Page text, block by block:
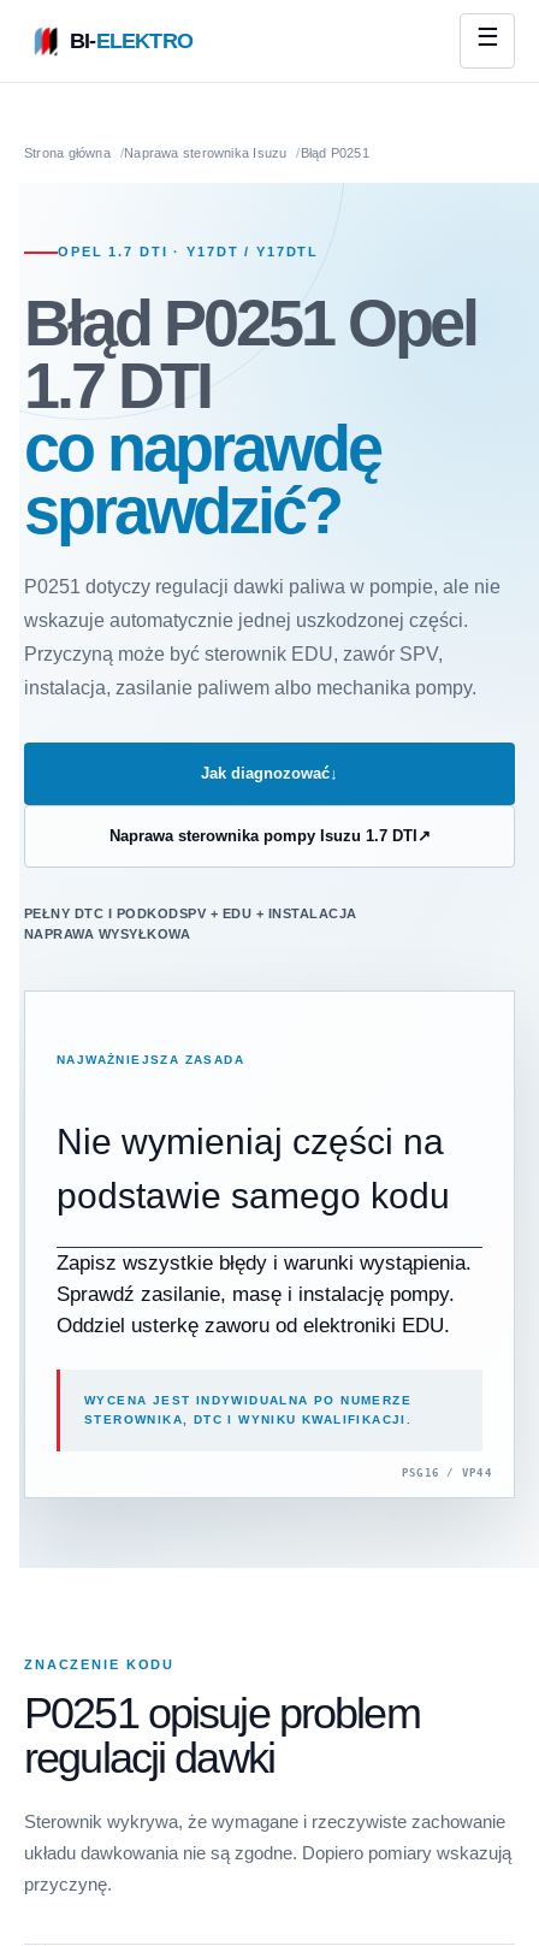
BI-ELEKTRO
Strona główna Naprawa sterownika Isuzu Błąd P0251
OPEL 1.7 DTI · Y17DT / Y17DTL
Błąd P0251 Opel
1.7 DTI
co naprawdę
sprawdzić?
P0251 dotyczy regulacji dawki paliwa w pompie, ale nie
wskazuje automatycznie jednej uszkodzonej części.
Przyczyną może być sterownik EDU, zawór SPV,
instalacja, zasilanie paliwem albo mechanika pompy.
Jak diagnozować↓
Naprawa sterownika pompy Isuzu 1.7 DTI ↗
PEŁNY DTC I PODKODSPV + EDU + INSTALACJA
NAPRAWA WYSYŁKOWA
NAJWAŻNIEJSZA ZASADA
Nie wymieniaj części na
podstawie samego kodu
Zapisz wszystkie błędy i warunki wystąpienia.
Sprawdź zasilanie, masę i instalację pompy.
Oddziel usterkę zaworu od elektroniki EDU.
WYCENA JEST INDYWIDUALNA PO NUMERZE
STEROWNIKA, DTC I WYNIKU KWALIFIKACJI.
ZNACZENIE KODU
P0251 opisuje problem
regulacji dawki
Sterownik wykrywa, że wymagane i rzeczywiste zachowanie
układu dawkowania nie są zgodne. Dopiero pomiary wskazują
przyczynę.